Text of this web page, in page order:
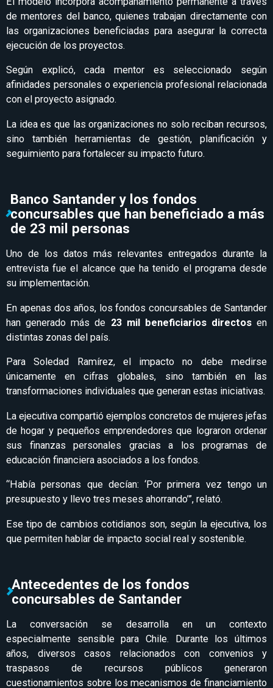
de mentores del banco, quienes trabajan directamente con
las organizaciones beneficiadas para asegurar la correcta
ejecución de los proyectos.
Según explicó, cada mentor es seleccionado según
afinidades personales o experiencia profesional relacionada
con el proyecto asignado.
La idea es que las organizaciones no solo reciban recursos,
sino también herramientas de gestión, planificación y
seguimiento para fortalecer su impacto futuro.
Banco Santander y los fondos
concursables que han beneficiado a más
de 23 mil personas
Uno de los datos más relevantes entregados durante la
entrevista fue el alcance que ha tenido el programa desde
su implementación.
En apenas dos años, los fondos concursables de Santander
han generado más de 23 mil beneficiarios directosen
distintas zonas del país.
Para Soledad Ramírez, el impacto no debe medirse
únicamente en cifras globales, sino también en las
transformaciones individuales que generan estas iniciativas.
La ejecutiva compartió ejemplos concretos de mujeres jefas
de hogar y pequeños emprendedores que lograron ordenar
sus finanzas personales gracias a los programas de
educación financiera asociados a los fondos.
“Había personas que decían: ‘Por primera vez tengo un
presupuesto y llevo tres meses ahorrando’”, relató.
Ese tipo de cambios cotidianos son, según la ejecutiva, los
que permiten hablar de impacto social real y sostenible.
Antecedentes de los fondos
concursables de Santander
La conversación se desarrolla en un contexto
especialmente sensible para Chile. Durante los últimos
años, diversos casos relacionados con convenios y
traspasos de recursos públicos generaron
cuestionamientos sobre los mecanismos de financiamiento